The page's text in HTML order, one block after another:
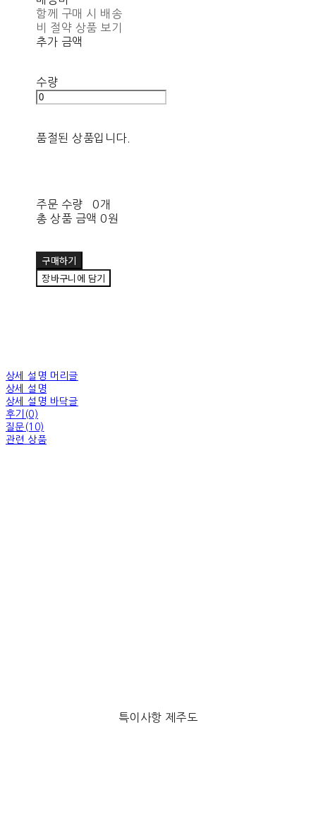
함께 구매 시 배송
비 절약 상품 보기
추가 금액
수량
품절된 상품입니다.
주문 수량
0개
총 상품 금액 0원
구매하기
장바구니에 담기
상세 설명 머리글
상세 설명
상세 설명 바닥글
후기(0)
질문(10)
관련 상품
특이사항 제주도